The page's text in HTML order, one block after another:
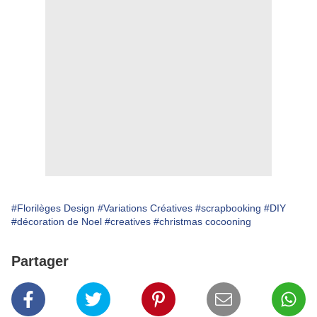
#Florilèges Design #Variations Créatives #scrapbooking #DIY
#décoration de Noel #creatives #christmas cocooning
Partager